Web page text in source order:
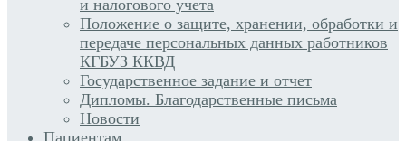
и налогового учета
Положение о защите, хранении, обработки и
передаче персональных данных работников
КГБУЗ ККВД
Государственное задание и отчет
Дипломы. Благодарственные письма
Новости
Пациентам